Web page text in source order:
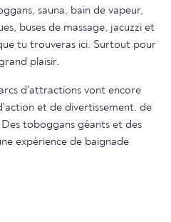
sauna, bain de vapeur,
buses de massage, jacuzzi et
tu trouveras ici. Surtout pour
plaisir.
d'attractions vont encore
et de divertissement. de
toboggans géants et des
expérience de baignade